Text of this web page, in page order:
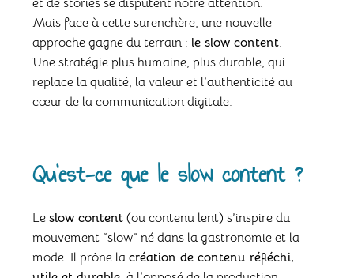
Mais face à cette surenchère, une nouvelle
approche gagne du terrain : le slow content.
Une stratégie plus humaine, plus durable, qui
replace la qualité, la valeur et l’authenticité au
cœur de la communication digitale.
Qu’est-ce que le slow content ?
Leslow content (ou contenu lent) s’inspire du
mouvement “slow” né dans la gastronomie et la
mode. Il prône lacréation de contenu réfléchi,